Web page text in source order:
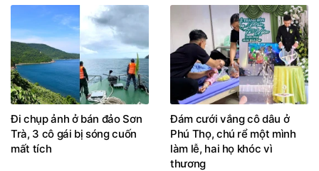
Đi chụp ảnh ở bán đảo Sơn
Trà, 3 cô gái bị sóng cuốn
mất tích
Đám cưới vắng cô dâu ở
Phú Thọ, chú rể một mình
làm lễ, hai họ khóc vì
thương